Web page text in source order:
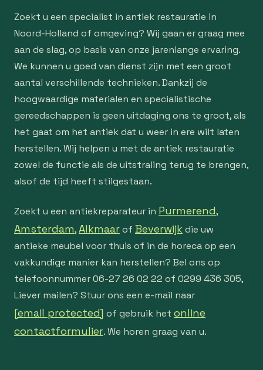
Zoekt u een specialist in antiek restauratie in
Noord-Holland of omgeving? Wij gaan er graag mee
aan de slag, op basis van onze jarenlange ervaring.
We kunnen u goed van dienst zijn met een groot
aantal verschillende technieken. Dankzij de
hoogwaardige materialen en specialistische
gereedschappen is geen uitdaging ons te groot, als
het gaat om het antiek dat u weer in ere wilt laten
herstellen. Wij helpen u met de antiek restauratie
zowel de functie als de uitstraling terug te brengen,
alsof de tijd heeft stilgestaan.
Zoekt u een antiekreparateur in Purmerend,
Amsterdam,Alkmaarof Beverwijk die uw
antieke meubel voor thuis of in de horeca op een
vakkundige manier kan herstellen? Bel ons op
telefoonnummer 06-27 26 02 22 of 0299 436 305,
Liever mailen? Stuur ons een e-mail naar
[email protected] of gebruik het online
contactformulier. We horen graag van u.